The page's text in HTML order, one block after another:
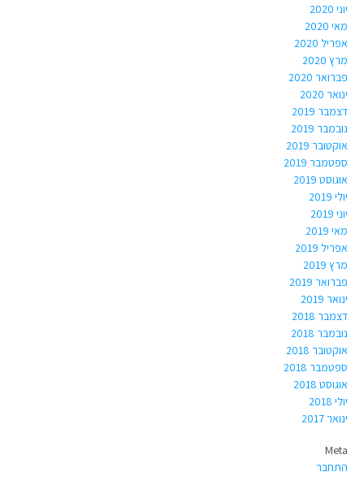
יוני 2020
מאי 2020
אפריל 2020
מרץ 2020
פברואר 2020
ינואר 2020
דצמבר 2019
נובמבר 2019
אוקטובר 2019
ספטמבר 2019
אוגוסט 2019
יולי 2019
יוני 2019
מאי 2019
אפריל 2019
מרץ 2019
פברואר 2019
ינואר 2019
דצמבר 2018
נובמבר 2018
אוקטובר 2018
ספטמבר 2018
אוגוסט 2018
יולי 2018
ינואר 2017
Meta
התחבר